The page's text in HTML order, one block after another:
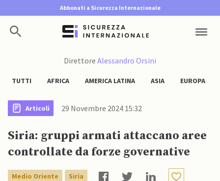
Abbonati a Sicurezza Internazionale
Direttore Alessandro Orsini
TUTTI AFRICA AMERICA LATINA ASIA EUROPA
Articoli 29 Novembre 2024 15:32
Siria: gruppi armati attaccano aree
controllate da forze governative
Medio Oriente Siria